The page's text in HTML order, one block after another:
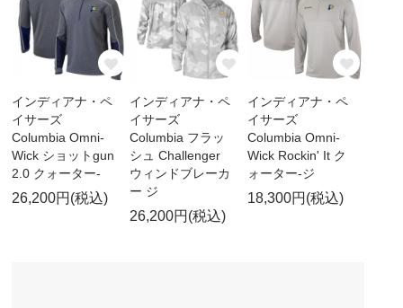
インディアナ・ペ
イサーズ
Columbia Omni-
Wick ショットgun
2.0 クォーター-
26,200円(税込)
インディアナ・ペ
イサーズ
Columbia フラッ
シュ Challenger
ウィンドブレーカ
ー ジ
26,200円(税込)
インディアナ・ペ
イサーズ
Columbia Omni-
Wick Rockin' It ク
ォーター-ジ
18,300円(税込)